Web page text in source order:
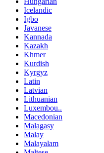
Icelandic
Igbo
Javanese
Kannada
Kazakh
Khmer
Kurdish
Kyrgyz
Latin
Latvian
Lithuanian
Luxembou..
Macedonian
Malagasy
Malay
Malayalam